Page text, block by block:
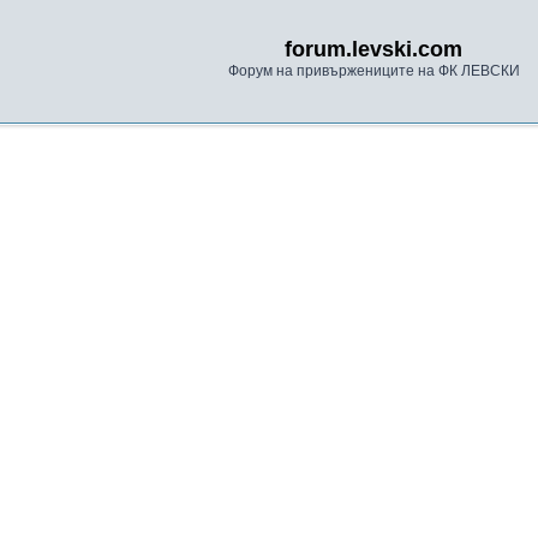
forum.levski.com
Форум на привържениците на ФК ЛЕВСКИ